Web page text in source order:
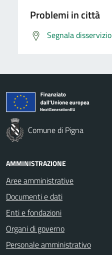
Problemi in città
Segnala disservizio
Comune di Pigna
AMMINISTRAZIONE
Aree amministrative
Documenti e dati
Enti e fondazioni
Organi di governo
Personale amministrativo